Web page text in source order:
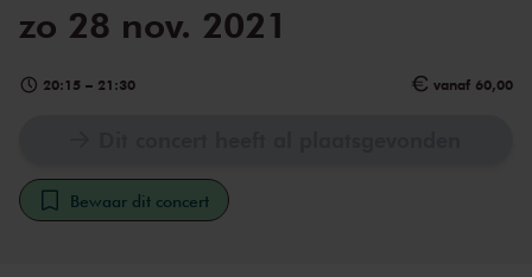
zo 28 nov. 2021
20:15 – 21:30 vanaf 60,00
Bewaar dit concert